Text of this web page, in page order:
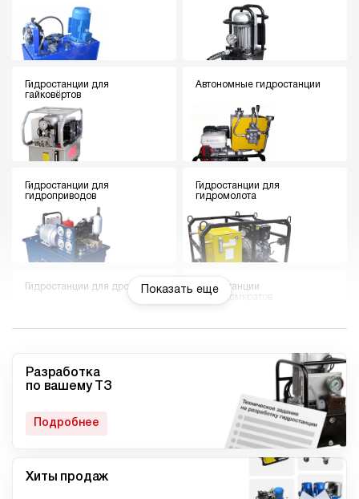
Гидростанции для
гайковёртов
Автономные гидростанции
Гидростанции для
гидроприводов
Гидростанции для
гидромолота
Гидростанции для дровокола
Гидростанции
гидродомкратов
Гидростанции для токарного
Мини гидростанции
Компактные гидростанции
Показать еще
Разработка
по вашему ТЗ
Подробнее
Хиты продаж